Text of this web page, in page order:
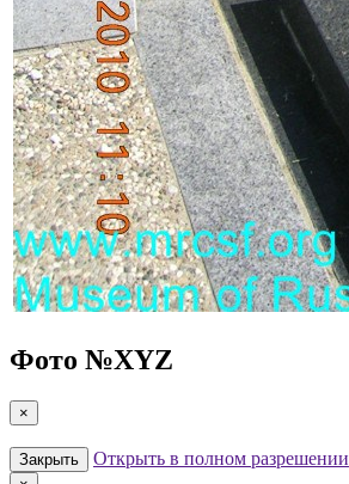
Фото №XYZ
×
Закрыть Открыть в полном разрешении